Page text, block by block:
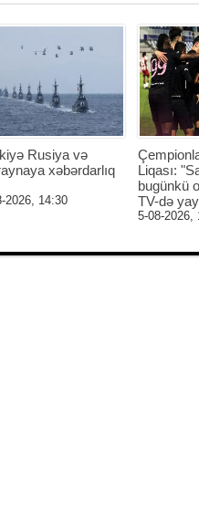
Rusiya və
xəbərdarlıq
2026, 14:30
Liqası:
bugünkü
TV-də
5-08-2026,